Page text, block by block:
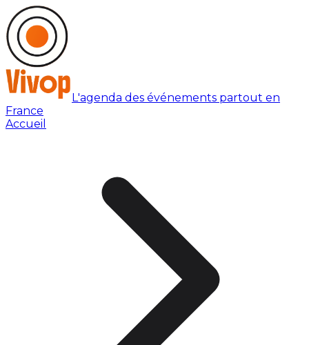
L'agenda des événements partout en
France
Accueil